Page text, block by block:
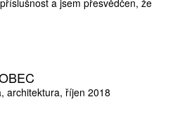
architektura říjen 2018